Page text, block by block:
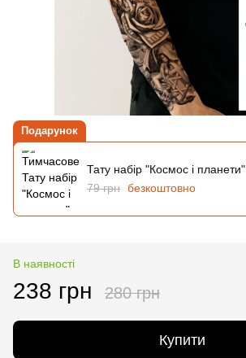
Подарунок
Тату набір "Космос і планети"
79 грн безкоштовно
В наявності
238 грн 280 грн
Купити